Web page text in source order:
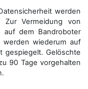
werden
Zur Vermeidung von
auf dem Bandroboter
werden wiederum auf
gespiegelt. Gelöschte
90 Tage vorgehalten